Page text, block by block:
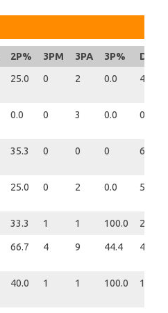
2P% 3PM 3PA 3P% DEF
25.0 0 2 0.0 4
0.0 0 3 0.0 0
35.3 0 0 0 6
25.0 0 2 0.0 5
33.3 1 1 100.0 2
66.7 4 9 44.4 4
40.0 1 1 100.0 1